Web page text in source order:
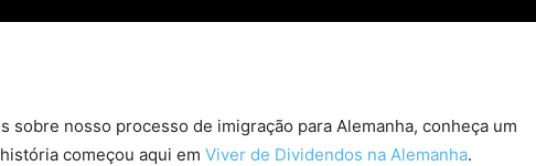
sobre nosso processo de imigração para Alemanha, conheça um
começou aqui em Viver de Dividendos na Alemanha.